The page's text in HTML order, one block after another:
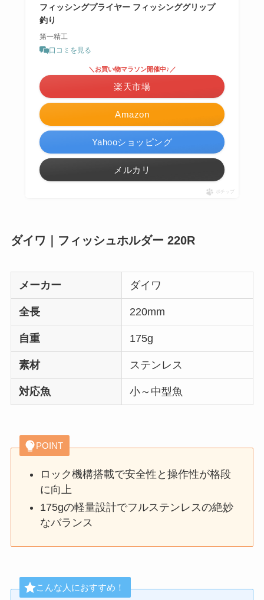
フィッシングプライヤー フィッシンググリップ
釣り
第一精工
口コミを見る
Amazon
＼お買い物マラソン開催中♪／
楽天市場
Yahooショッピング
メルカリ
ポチップ
ダイワ｜フィッシュホルダー 220R
メーカー ダイワ
全長 220mm
自重 175g
素材 ステンレス
対応魚 小～中型魚
POINT
ロック機構搭載で安全性と操作性が格段
に向上
175gの軽量設計でフルステンレスの絶妙
なバランス
こんな人におすすめ！